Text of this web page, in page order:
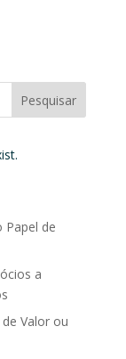
Papel de
a
Valor ou